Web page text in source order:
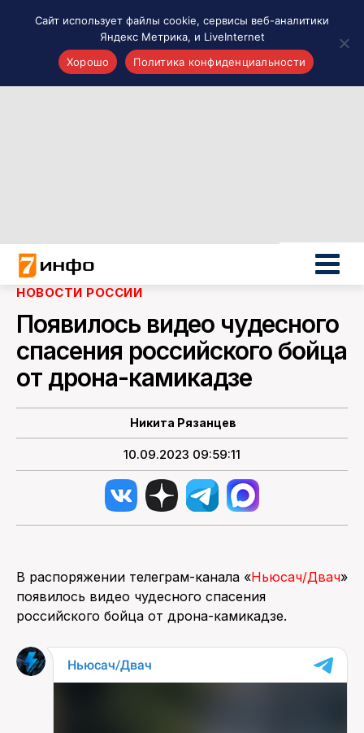
Новости России
Политика
Новости мира
О НАС
НОВОСТИ РОССИИ
Появилось видео чудесного
спасения российского бойца
от дрона-камикадзе
Никита Рязанцев
10.09.2023 09:59:11
В распоряжении телеграм-канала «Ньюсач/Двач»
появилось видео чудесного спасения
российского бойца от дрона-камикадзе.
Сайт использует файлы cookie, сервисы веб-аналитики
Яндекс Метрика, и LiveInternet
Хорошо
Политика конфиденциальности